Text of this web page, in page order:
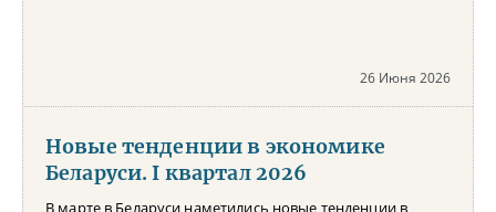
26 Июня 2026
Новые тенденции в экономике
Беларуси. I квартал 2026
В марте в Беларуси наметились новые тенденции в